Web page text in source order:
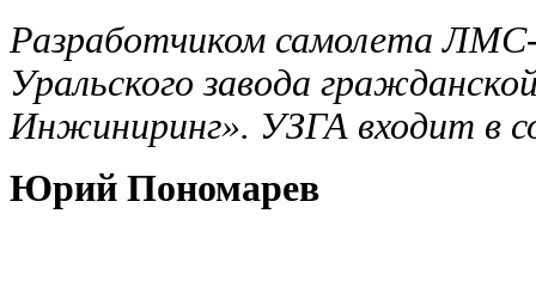
Разработчиком самолета
Уральского завода
Инжиниринг». УЗГА входит в
Юрий Пономарев